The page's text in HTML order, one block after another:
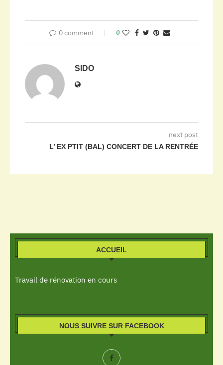
0 comment 0
SIDO
next post
L’ EX PTIT (BAL) CONCERT DE LA RENTRÉE
ACCUEIL
Travail de rénovation en cours
NOUS SUIVRE SUR FACEBOOK